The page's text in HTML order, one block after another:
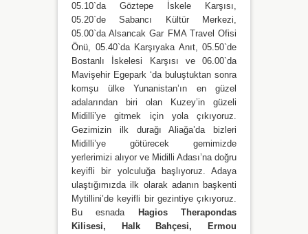
05.10`da Göztepe İskele Karşısı,
05.20`de Sabancı Kültür Merkezi,
05.00`da Alsancak Gar FMA Travel Ofisi
Önü, 05.40`da Karşıyaka Anıt, 05.50`de
Bostanlı İskelesi Karşısı ve 06.00`da
Mavişehir Egepark ‘da buluştuktan sonra
komşu ülke Yunanistan’ın en güzel
adalarından biri olan Kuzey’in güzeli
Midilli’ye gitmek için yola çıkıyoruz.
Gezimizin ilk durağı Aliağa’da bizleri
Midilli’ye götürecek gemimizde
yerlerimizi alıyor ve Midilli Adası’na doğru
keyifli bir yolculuğa başlıyoruz. Adaya
ulaştığımızda ilk olarak adanın başkenti
Mytillini’de keyifli bir gezintiye çıkıyoruz.
Bu esnada
Hagios Therapondas
Kilisesi, Halk Bahçesi, Ermou